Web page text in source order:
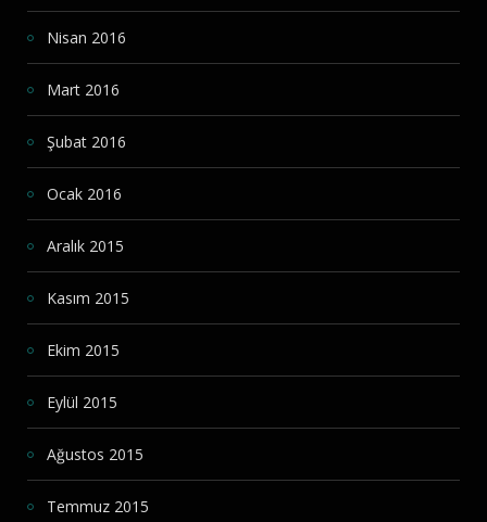
Nisan 2016
Mart 2016
Şubat 2016
Ocak 2016
Aralık 2015
Kasım 2015
Ekim 2015
Eylül 2015
Ağustos 2015
Temmuz 2015